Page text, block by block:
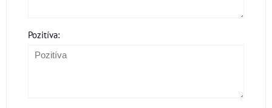
Pozitíva: